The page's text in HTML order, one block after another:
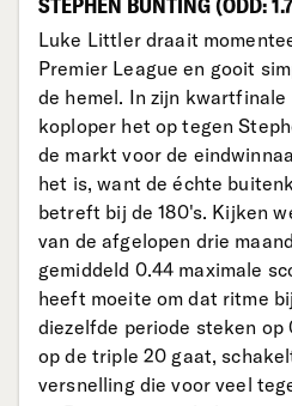
Luke Littler draait
Premier League en gooit
de hemel. In zijn kwartfinale
koploper het op tegen
de markt voor de
het is, want de échte
betreft bij de 180's. Kijken
van de afgelopen drie
gemiddeld 0.44 maximale
heeft moeite om dat ritme
diezelfde periode steken op
op de triple 20 gaat,
versnelling die voor veel